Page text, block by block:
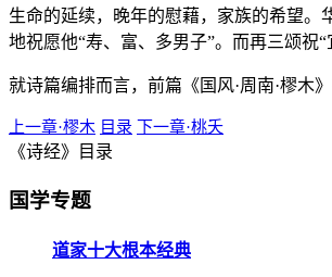
生命的延续，晚年的慰藉，家族的希望。
地祝愿他“寿、富、多男子”。而再三颂祝
就诗篇编排而言，前篇《国风·周南·樛木
上一章·樛木 目录 下一章·桃夭
《诗经》目录
国学专题
道家十大根本经典